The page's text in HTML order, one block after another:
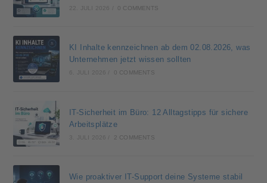
22. JULI 2026 0 COMMENTS
KI Inhalte kennzeichnen ab dem 02.08.2026, was
Unternehmen jetzt wissen sollten
6. JULI 2026 0 COMMENTS
IT-Sicherheit im Büro: 12 Alltagstipps für sichere
Arbeitsplätze
3. JULI 2026 2 COMMENTS
Wie proaktiver IT-Support deine Systeme stabil